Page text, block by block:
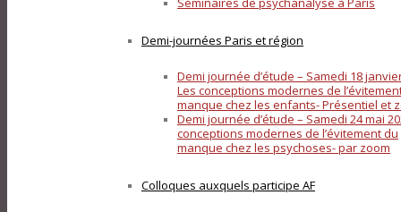
Demi-journées Paris et région
Demi journée d’étude – Samedi 18
Les conceptions modernes de
manque chez les enfants- Présentiel et
Demi journée d’étude – Samedi 24 mai
conceptions modernes de l’évitement du
manque chez les psychoses- par zoom
Colloques auxquels participe AF